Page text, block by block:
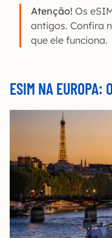
Atenção! Os
antigos. Confira
que ele funciona.
ESIM NA EUROPA: